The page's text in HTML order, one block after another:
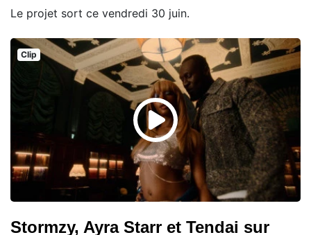
Le projet sort ce vendredi 30 juin.
Clip
Stormzy, Ayra Starr et Tendai sur